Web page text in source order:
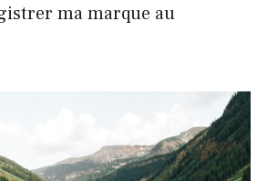
ma marque au